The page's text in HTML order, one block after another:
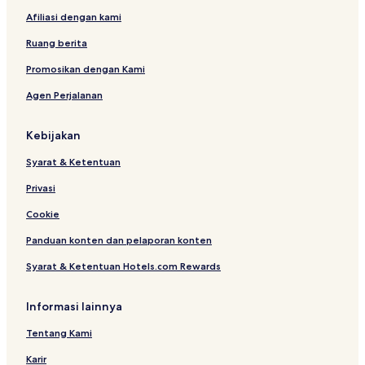
l
h
o
t
p
n
g
t
e
l
,
b
B
a
l
i
l
Afiliasi dengan kami
Ruang berita
Promosikan dengan Kami
Agen Perjalanan
Kebijakan
Syarat & Ketentuan
Privasi
Cookie
Panduan konten dan pelaporan konten
Syarat & Ketentuan Hotels.com Rewards
Informasi lainnya
Tentang Kami
Karir